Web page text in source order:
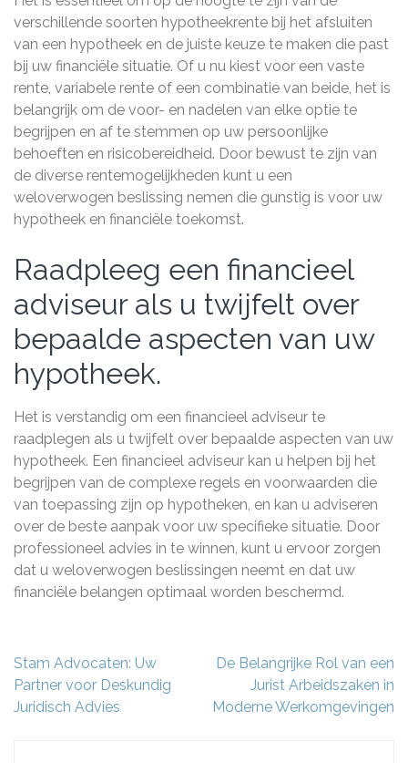
verschillende soorten hypotheekrente bij het afsluiten
van een hypotheek en de juiste keuze te maken die past
bij uw financiële situatie. Of u nu kiest voor een vaste
rente, variabele rente of een combinatie van beide, het is
belangrijk om de voor- en nadelen van elke optie te
begrijpen en af te stemmen op uw persoonlijke
behoeften en risicobereidheid. Door bewust te zijn van
de diverse rentemogelijkheden kunt u een
weloverwogen beslissing nemen die gunstig is voor uw
hypotheek en financiële toekomst.
Raadpleeg een financieel
adviseur als u twijfelt over
bepaalde aspecten van uw
hypotheek.
Het is verstandig om een financieel adviseur te
raadplegen als u twijfelt over bepaalde aspecten van uw
hypotheek. Een financieel adviseur kan u helpen bij het
begrijpen van de complexe regels en voorwaarden die
van toepassing zijn op hypotheken, en kan u adviseren
over de beste aanpak voor uw specifieke situatie. Door
professioneel advies in te winnen, kunt u ervoor zorgen
dat u weloverwogen beslissingen neemt en dat uw
financiële belangen optimaal worden beschermd.
Berichtnavigatie
Stam Advocaten: Uw
Partner voor Deskundig
Juridisch Advies
De Belangrijke Rol van een
Jurist Arbeidszaken in
Moderne Werkomgevingen